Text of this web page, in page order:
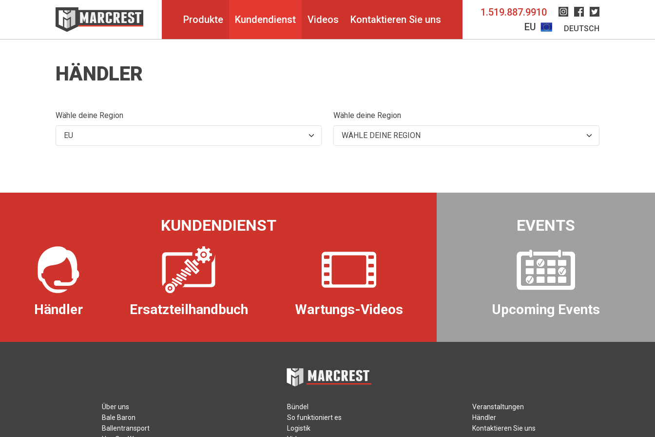
Produkte Kundendienst Videos Kontaktieren Sie uns
1.519.887.9910 Instagram
Facebook
Twitter
EU DEUTSCH
HÄNDLER
Wähle deine Region Wähle deine Region
KUNDENDIENST
Händler Ersatzteilhandbuch Wartungs-Videos
EVENTS
Upcoming Events
Über uns
Bale Baron
Ballentransport
Bündel
So funktioniert es
Logistik
Veranstaltungen
Händler
Kontaktieren Sie uns